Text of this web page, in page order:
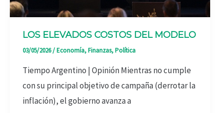
LOS ELEVADOS COSTOS DEL MODELO
03/05/2026/Economía,Finanzas,Política
Tiempo Argentino | Opinión Mientras no cumple
con su principal objetivo de campaña (derrotar la
inflación), el gobierno avanza a